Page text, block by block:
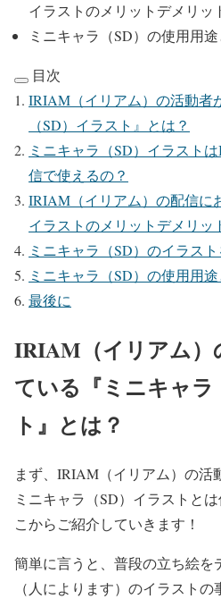
イラストのメリットデメリッ
ミニキャラ（SD）の使用用
目次
IRIAM（イリアム）の活動者
（SD）イラスト』とは？
ミニキャラ（SD）イラスト
信で使えるの？
IRIAM（イリアム）の配信に
イラストのメリットデメリッ
ミニキャラ（SD）のイラス
ミニキャラ（SD）の使用用
最後に
IRIAM（イリアム）
ている『ミニキャラ
ト』とは？
まず、IRIAM（イリアム）の活
ミニキャラ（SD）イラストと
こからご紹介していきます！
簡単に言うと、普段の立ち絵を
（人によります）のイラストの